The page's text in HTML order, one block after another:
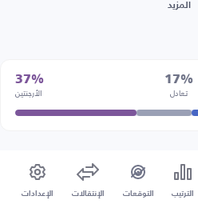
المزيد
17%
تعادل
37%
الأرجنتين
الترتيب التوقعات الإنتقالات الإعدادات